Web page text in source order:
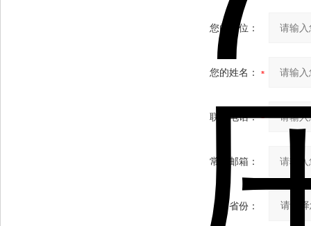
您的单位：
您的姓名：
联系电话：
常用邮箱：
省份：